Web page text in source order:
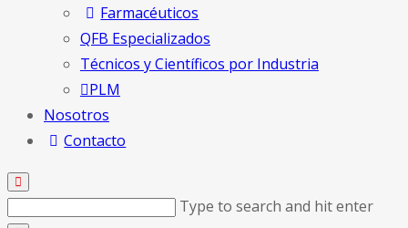
Farmacéuticos
QFB Especializados
Técnicos y Científicos por Industria
PLM
Nosotros
Contacto
Type to search and hit enter